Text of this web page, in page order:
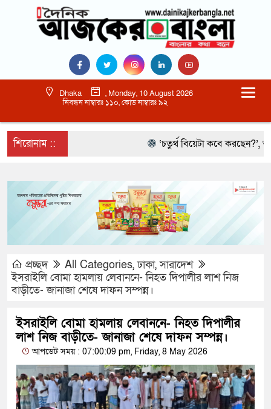
Dhaka
, Monday, 10 August 2026
নিবন্ধন নাম্বারঃ ১১০, কোড নাম্বারঃ ৯২
শিরোনাম :: ‘চতুর্থ বিয়েটা কবে করছেন?’,
প্রচ্ছদ All Categories,ঢাকা,সারাদেশ
ইসরাইলি বোমা হামলায় লেবাননে- নিহত দিপালীর লাশ নিজ
বাড়ীতে- জানাজা শেষে দাফন সম্পন্ন।
ইসরাইলি বোমা হামলায় লেবাননে- নিহত দিপালীর
লাশ নিজ বাড়ীতে- জানাজা শেষে দাফন সম্পন্ন।
আপডেট সময় : 07:00:09 pm, Friday, 8 May 2026